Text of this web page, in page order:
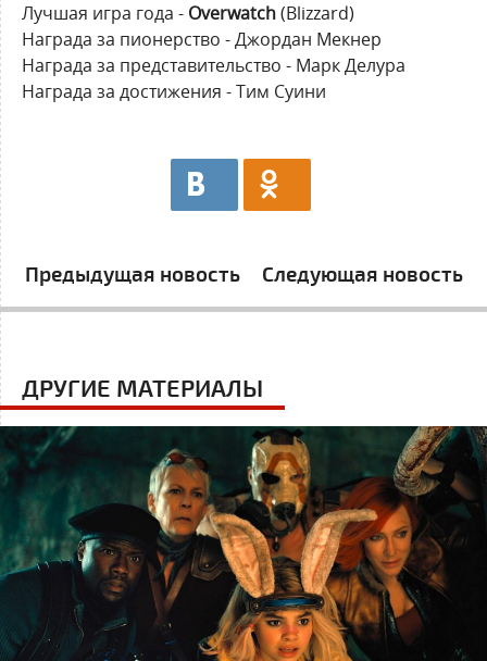
Лучшая игра года - Overwatch(Blizzard)
Награда за пионерство - Джордан Мекнер
Награда за представительство - Марк Делура
Награда за достижения - Тим Суини
Предыдущая новость Следующая новость
ДРУГИЕ МАТЕРИАЛЫ